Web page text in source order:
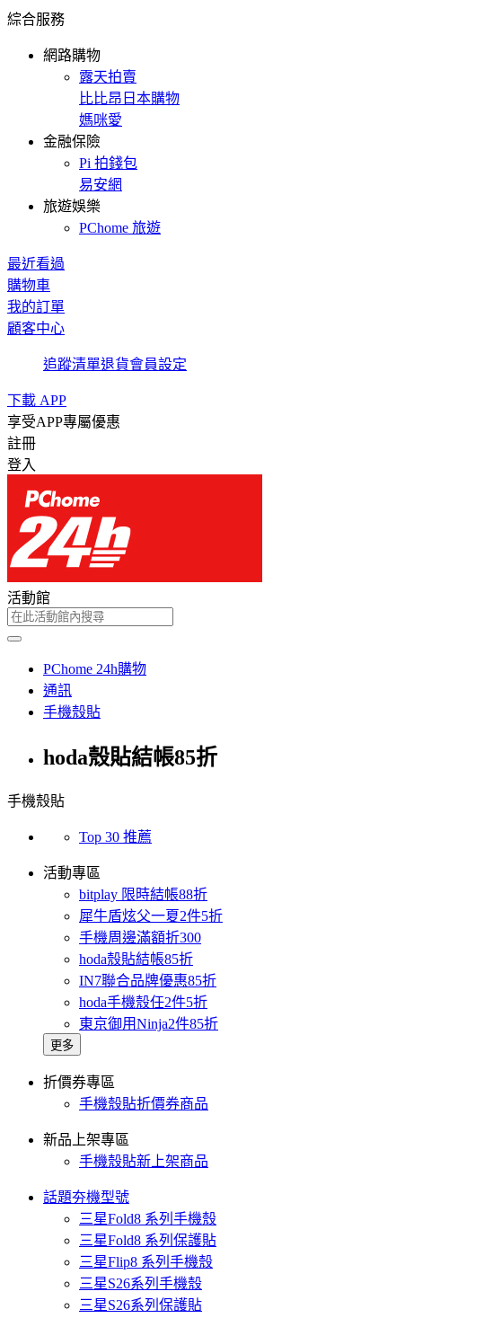
綜合服務
網路購物
露天拍賣
比比昂日本購物
媽咪愛
金融保險
Pi 拍錢包
易安網
旅遊娛樂
PChome 旅遊
最近看過
購物車
我的訂單
顧客中心
追蹤清單退貨會員設定
下載 APP
享受APP專屬優惠
註冊
登入
活動館
PChome 24h購物
通訊
手機殼貼
hoda殼貼結帳85折
手機殼貼
Top 30 推薦
活動專區
bitplay 限時結帳88折
犀牛盾炫父一夏2件5折
手機周邊滿額折300
hoda殼貼結帳85折
IN7聯合品牌優惠85折
hoda手機殼任2件5折
東京御用Ninja2件85折
更多
折價券專區
手機殼貼折價券商品
新品上架專區
手機殼貼新上架商品
話題夯機型號
三星Fold8 系列手機殼
三星Fold8 系列保護貼
三星Flip8 系列手機殼
三星S26系列手機殼
三星S26系列保護貼